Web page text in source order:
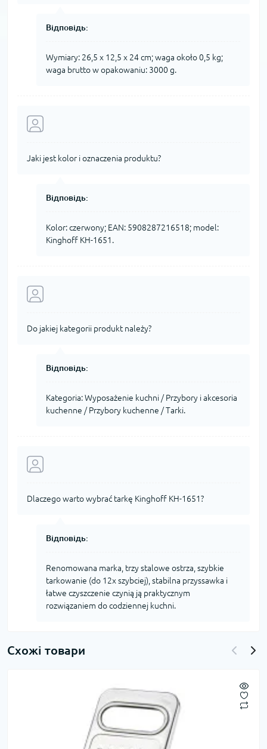
Відповідь:
Wymiary: 26,5 x 12,5 x 24 cm; waga około 0,5 kg;
waga brutto w opakowaniu: 3000 g.
Jaki jest kolor i oznaczenia produktu?
Відповідь:
Kolor: czerwony; EAN: 5908287216518; model:
Kinghoff KH-1651.
Do jakiej kategorii produkt należy?
Відповідь:
Kategoria: Wyposażenie kuchni / Przybory i akcesoria
kuchenne / Przybory kuchenne / Tarki.
Dlaczego warto wybrać tarkę Kinghoff KH-1651?
Відповідь:
Renomowana marka, trzy stalowe ostrza, szybkie
tarkowanie (do 12x szybciej), stabilna przyssawka i
łatwe czyszczenie czynią ją praktycznym
rozwiązaniem do codziennej kuchni.
Схожі товари